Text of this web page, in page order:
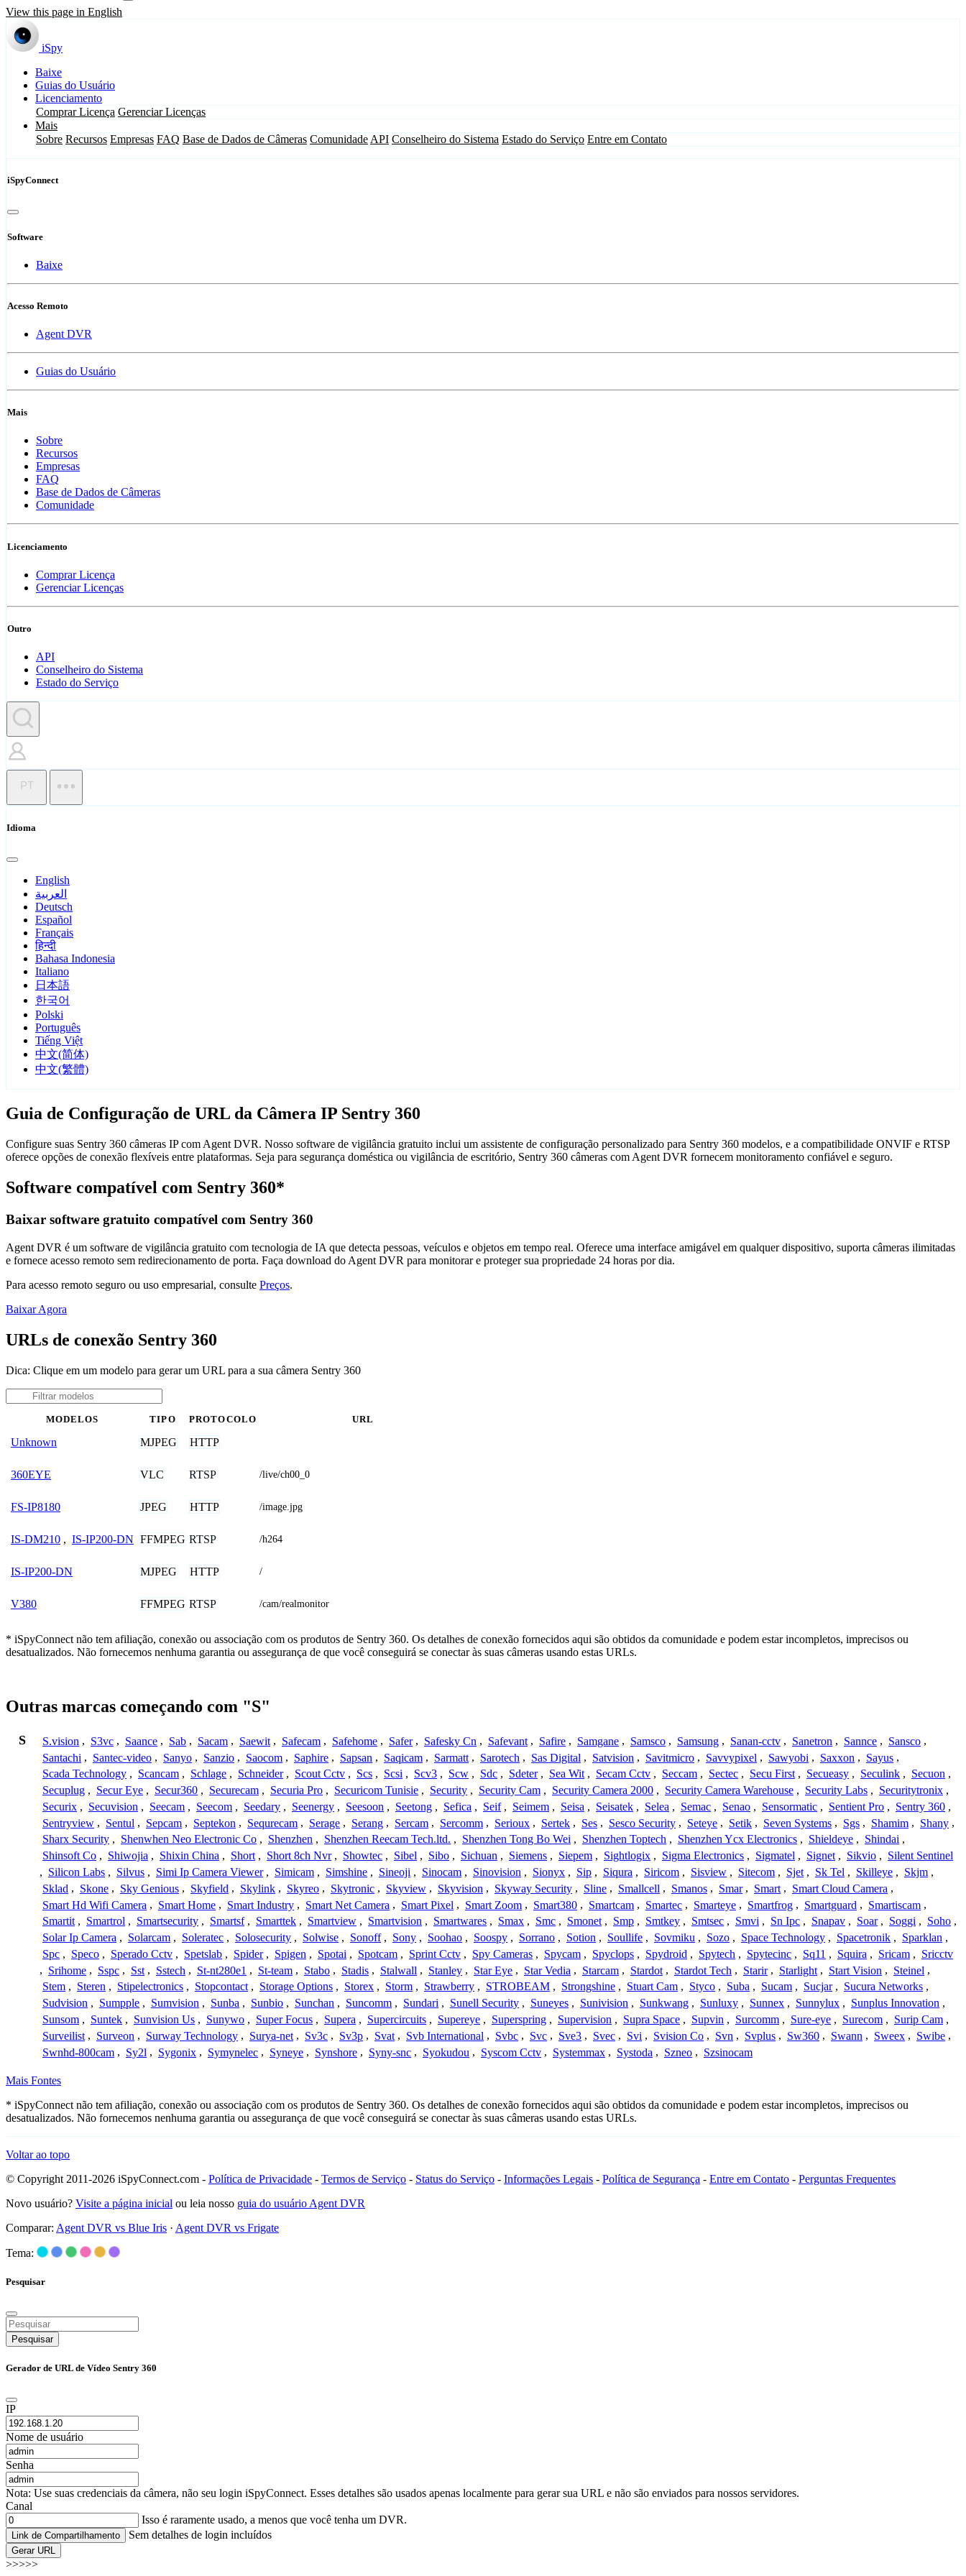
View this page in English
iSpy
Baixe
Guias do Usuário
Licenciamento
Comprar Licença Gerenciar Licenças
Mais
Sobre Recursos Empresas FAQ Base de Dados de Câmeras Comunidade API Conselheiro do Sistema Estado do Serviço Entre em Contato
iSpyConnect
Software
Baixe
Acesso Remoto
Agent DVR
Guias do Usuário
Mais
Sobre
Recursos
Empresas
FAQ
Base de Dados de Câmeras
Comunidade
Licenciamento
Comprar Licença
Gerenciar Licenças
Outro
API
Conselheiro do Sistema
Estado do Serviço
PT
Idioma
English
العربية
Deutsch
Español
Français
हिन्दी
Bahasa Indonesia
Italiano
日本語
한국어
Polski
Português
Tiếng Việt
中文(简体)
中文(繁體)
Guia de Configuração de URL da Câmera IP Sentry 360
Configure suas Sentry 360 câmeras IP com Agent DVR. Nosso software de vigilância gratuito inclui um assistente de configuração personalizado para Sentry 360 modelos, e a compatibilidade ONVIF e RTSP
oferece opções de conexão flexíveis entre plataformas. Seja para segurança doméstica ou vigilância de escritório, Sentry 360 câmeras com Agent DVR fornecem monitoramento confiável e seguro.
Software compatível com Sentry 360*
Baixar software gratuito compatível com Sentry 360
Agent DVR é um software de vigilância gratuito com tecnologia de IA que detecta pessoas, veículos e objetos em tempo real. Oferece uma interface amigável em qualquer dispositivo, suporta câmeras ilimitadas
e fornece acesso remoto sem redirecionamento de porta. Faça download do Agent DVR para monitorar e proteger sua propriedade 24 horas por dia.
Para acesso remoto seguro ou uso empresarial, consulte Preços.
Baixar Agora
URLs de conexão Sentry 360
Dica: Clique em um modelo para gerar um URL para a sua câmera Sentry 360
MODELOS TIPO PROTOCOLO URL
Unknown MJPEG HTTP
360EYE VLC RTSP /live/ch00_0
FS-IP8180 JPEG HTTP /image.jpg
IS-DM210 , IS-IP200-DN FFMPEG RTSP /h264
IS-IP200-DN MJPEG HTTP /
V380 FFMPEG RTSP /cam/realmonitor
* iSpyConnect não tem afiliação, conexão ou associação com os produtos de Sentry 360. Os detalhes de conexão fornecidos aqui são obtidos da comunidade e podem estar incompletos, imprecisos ou
desatualizados. Não fornecemos nenhuma garantia ou assegurança de que você conseguirá se conectar às suas câmeras usando estas URLs.
Outras marcas começando com "S"
S S.vision , S3vc , Saance , Sab , Sacam , Saewit , Safecam , Safehome , Safer , Safesky Cn , Safevant , Safire , Samgane , Samsco , Samsung , Sanan-cctv , Sanetron , Sannce , Sansco ,
Santachi , Santec-video , Sanyo , Sanzio , Saocom , Saphire , Sapsan , Saqicam , Sarmatt , Sarotech , Sas Digital , Satvision , Savitmicro , Savvypixel , Sawyobi , Saxxon , Sayus ,
Scada Technology , Scancam , Schlage , Schneider , Scout Cctv , Scs , Scsi , Scv3 , Scw , Sdc , Sdeter , Sea Wit , Secam Cctv , Seccam , Sectec , Secu First , Secueasy , Seculink , Secuon ,
Secuplug , Secur Eye , Secur360 , Securecam , Securia Pro , Securicom Tunisie , Security , Security Cam , Security Camera 2000 , Security Camera Warehouse , Security Labs , Securitytronix ,
Securix , Secuvision , Seecam , Seecom , Seedary , Seenergy , Seesoon , Seetong , Sefica , Seif , Seimem , Seisa , Seisatek , Selea , Semac , Senao , Sensormatic , Sentient Pro , Sentry 360 ,
Sentryview , Sentul , Sepcam , Septekon , Sequrecam , Serage , Serang , Sercam , Sercomm , Serioux , Sertek , Ses , Sesco Security , Seteye , Setik , Seven Systems , Sgs , Shamim , Shany ,
Sharx Security , Shenwhen Neo Electronic Co , Shenzhen , Shenzhen Reecam Tech.ltd. , Shenzhen Tong Bo Wei , Shenzhen Toptech , Shenzhen Ycx Electronics , Shieldeye , Shindai ,
Shinsoft Co , Shiwojia , Shixin China , Short , Short 8ch Nvr , Showtec , Sibel , Sibo , Sichuan , Siemens , Siepem , Sightlogix , Sigma Electronics , Sigmatel , Signet , Sikvio , Silent Sentinel
, Silicon Labs , Silvus , Simi Ip Camera Viewer , Simicam , Simshine , Sineoji , Sinocam , Sinovision , Sionyx , Sip , Siqura , Siricom , Sisview , Sitecom , Sjet , Sk Tel , Skilleye , Skjm ,
Sklad , Skone , Sky Genious , Skyfield , Skylink , Skyreo , Skytronic , Skyview , Skyvision , Skyway Security , Sline , Smallcell , Smanos , Smar , Smart , Smart Cloud Camera ,
Smart Hd Wifi Camera , Smart Home , Smart Industry , Smart Net Camera , Smart Pixel , Smart Zoom , Smart380 , Smartcam , Smartec , Smarteye , Smartfrog , Smartguard , Smartiscam ,
Smartit , Smartrol , Smartsecurity , Smartsf , Smarttek , Smartview , Smartvision , Smartwares , Smax , Smc , Smonet , Smp , Smtkey , Smtsec , Smvi , Sn Ipc , Snapav , Soar , Soggi , Soho ,
Solar Ip Camera , Solarcam , Soleratec , Solosecurity , Solwise , Sonoff , Sony , Soohao , Soospy , Sorrano , Sotion , Soullife , Sovmiku , Sozo , Space Technology , Spacetronik , Sparklan ,
Spc , Speco , Sperado Cctv , Spetslab , Spider , Spigen , Spotai , Spotcam , Sprint Cctv , Spy Cameras , Spycam , Spyclops , Spydroid , Spytech , Spytecinc , Sq11 , Squira , Sricam , Sricctv
, Srihome , Sspc , Sst , Sstech , St-nt280e1 , St-team , Stabo , Stadis , Stalwall , Stanley , Star Eye , Star Vedia , Starcam , Stardot , Stardot Tech , Starir , Starlight , Start Vision , Steinel ,
Stem , Steren , Stipelectronics , Stopcontact , Storage Options , Storex , Storm , Strawberry , STROBEAM , Strongshine , Stuart Cam , Styco , Suba , Sucam , Sucjar , Sucura Networks ,
Sudvision , Sumpple , Sumvision , Sunba , Sunbio , Sunchan , Suncomm , Sundari , Sunell Security , Suneyes , Sunivision , Sunkwang , Sunluxy , Sunnex , Sunnylux , Sunplus Innovation ,
Sunsom , Suntek , Sunvision Us , Sunywo , Super Focus , Supera , Supercircuits , Supereye , Superspring , Supervision , Supra Space , Supvin , Surcomm , Sure-eye , Surecom , Surip Cam ,
Surveilist , Surveon , Surway Technology , Surya-net , Sv3c , Sv3p , Svat , Svb International , Svbc , Svc , Sve3 , Svec , Svi , Svision Co , Svn , Svplus , Sw360 , Swann , Sweex , Swibe ,
Swnhd-800cam , Sy2l , Sygonix , Symynelec , Syneye , Synshore , Syny-snc , Syokudou , Syscom Cctv , Systemmax , Systoda , Szneo , Szsinocam
Mais Fontes
* iSpyConnect não tem afiliação, conexão ou associação com os produtos de Sentry 360. Os detalhes de conexão fornecidos aqui são obtidos da comunidade e podem estar incompletos, imprecisos ou
desatualizados. Não fornecemos nenhuma garantia ou assegurança de que você conseguirá se conectar às suas câmeras usando estas URLs.
Voltar ao topo
© Copyright 2011-2026 iSpyConnect.com - Política de Privacidade - Termos de Serviço - Status do Serviço - Informações Legais - Política de Segurança - Entre em Contato - Perguntas Frequentes
Novo usuário? Visite a página inicial ou leia nosso guia do usuário Agent DVR
Comparar: Agent DVR vs Blue Iris · Agent DVR vs Frigate
Tema:
Pesquisar
Pesquisar
Gerador de URL de Vídeo Sentry 360
IP
Nome de usuário
Senha
Nota: Use suas credenciais da câmera, não seu login iSpyConnect. Esses detalhes são usados apenas localmente para gerar sua URL e não são enviados para nossos servidores.
Canal
Isso é raramente usado, a menos que você tenha um DVR.
Link de Compartilhamento Sem detalhes de login incluídos
Gerar URL
>>>>>